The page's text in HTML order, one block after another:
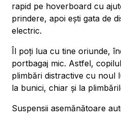
rapid pe hoverboard cu
prindere, apoi ești gata de
electric.
Îl poți lua cu tine oriunde,
portbagaj mic. Astfel,
plimbări distractive cu noul
la bunici, chiar și la
Suspensii asemănătoare